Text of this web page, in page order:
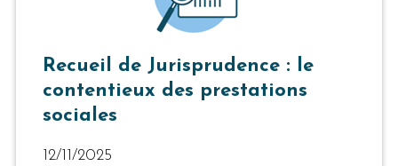
Recueil de Jurisprudence : le
contentieux des prestations
sociales
12/11/2025